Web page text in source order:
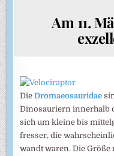
Am 11.
DieDromaeosauridae
Dinosau­riern inner­halb
sich um kleine bis
fresser, die
wandt waren. Die Größe